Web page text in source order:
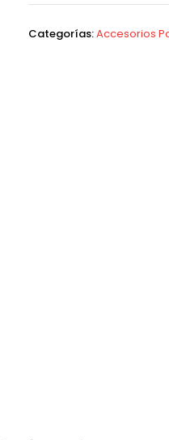
Categorías:Accesorios